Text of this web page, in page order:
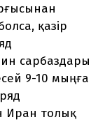
қазір
сарбаздары
9-10 мыңға
Иран толық